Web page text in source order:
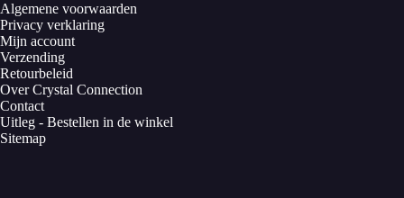
Algemene voorwaarden
Privacy verklaring
Mijn account
Verzending
Retourbeleid
Over Crystal Connection
Contact
Uitleg - Bestellen in de winkel
Sitemap